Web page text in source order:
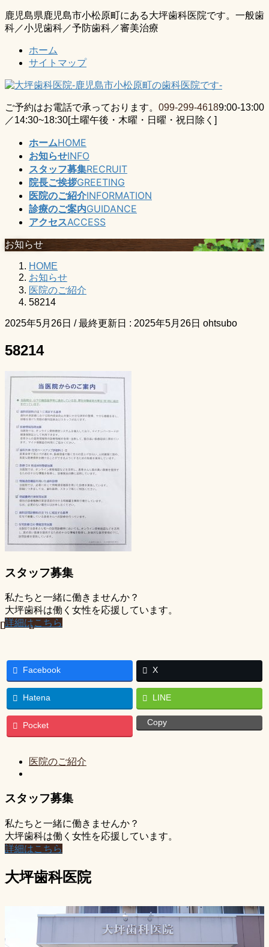
コ
ン
に
移
動
ナ
ビ
ョ
ン
に
移
動
鹿児島県鹿児島市小松原町にある大坪歯科医院です。一般歯
科／小児歯科／予防歯科／審美治療
ホーム
サイトマップ
ご予約はお電話で承っております。 099-299-46189:00-13:00
／14:30~18:30[土曜午後・木曜・日曜・祝日除く]
ホームHOME
お知らせINFO
スタッフ募集RECRUIT
院長ご挨拶GREETING
医院のご紹介INFORMATION
診療のご案内GUIDANCE
アクセスACCESS
お知らせ
HOME
お知らせ
医院のご紹介
58214
2025年5月26日 / 最終更新日 : 2025年5月26日 ohtsubo
58214
スタッフ募集
私たちと一緒に働きませんか？
大坪歯科は働く女性を応援しています。
詳細はこちら
Facebook X
Hatena LINE
Pocket Copy
医院のご紹介
スタッフ募集
私たちと一緒に働きませんか？
大坪歯科は働く女性を応援しています。
詳細はこちら
大坪歯科医院